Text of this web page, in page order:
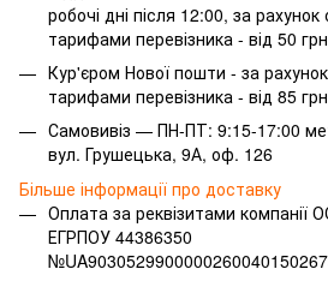
робочі дні після 12:00, за
тарифами перевізника - від 50 грн
Кур'єром Нової пошти - за
тарифами перевізника - від 85 грн
Самовивіз — ПН-ПТ: 9:15-17:00
вул. Грушецька, 9А, оф. 126
Більше інформації про доставку
Оплата за реквізитами
ЕГРПОУ 44386350